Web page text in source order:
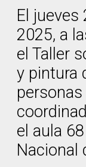
El jueves
2025, a
el Taller
y pintura
el aula
Nacional